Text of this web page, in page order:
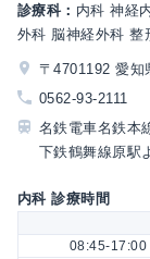
診療科： 内科 神経
外科 脳神経外科 整
〒4701192 愛知
0562-93-2111
名鉄電車名鉄本
下鉄鶴舞線原駅
内科 診療時間
08:45-17:00